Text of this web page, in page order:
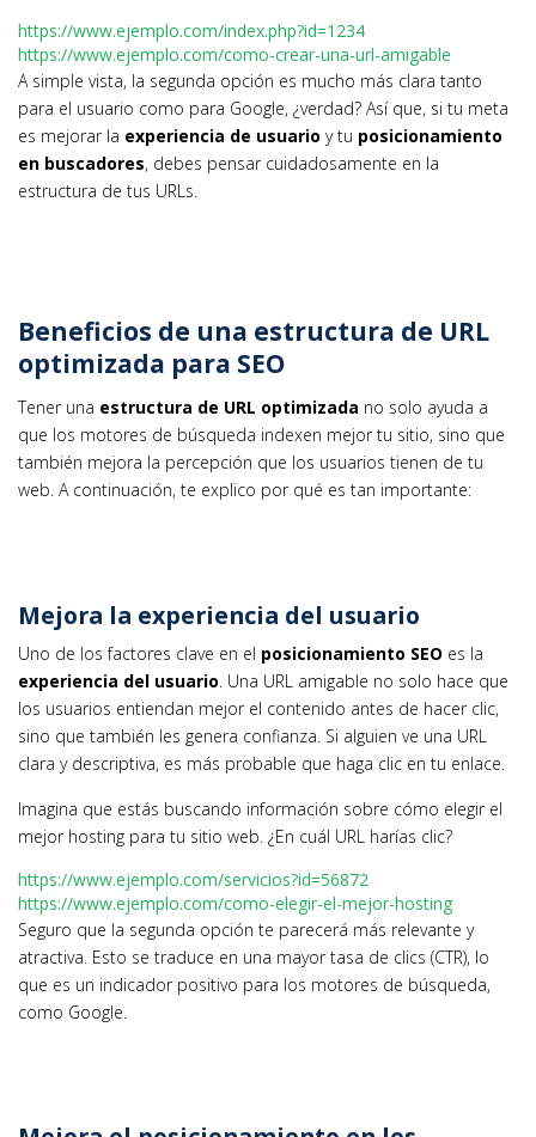
https://www.ejemplo.com/index.php?id=1234
https://www.ejemplo.com/como-crear-una-url-amigable
A simple vista, la segunda opción es mucho más clara tanto
para el usuario como para Google, ¿verdad? Así que, si tu meta
es mejorar la experiencia de usuario y tu posicionamiento
en buscadores, debes pensar cuidadosamente en la
estructura de tus URLs.
Beneficios de una estructura de URL
optimizada para SEO
Tener una estructura de URL optimizada no solo ayuda a
que los motores de búsqueda indexen mejor tu sitio, sino que
también mejora la percepción que los usuarios tienen de tu
web. A continuación, te explico por qué es tan importante:
Mejora la experiencia del usuario
Uno de los factores clave en el posicionamiento SEO es la
experiencia del usuario . Una URL amigable no solo hace que
los usuarios entiendan mejor el contenido antes de hacer clic,
sino que también les genera confianza. Si alguien ve una URL
clara y descriptiva, es más probable que haga clic en tu enlace.
Imagina que estás buscando información sobre cómo elegir el
mejor hosting para tu sitio web. ¿En cuál URL harías clic?
https://www.ejemplo.com/servicios?id=56872
https://www.ejemplo.com/como-elegir-el-mejor-hosting
Seguro que la segunda opción te parecerá más relevante y
atractiva. Esto se traduce en una mayor tasa de clics (CTR), lo
que es un indicador positivo para los motores de búsqueda,
como Google.